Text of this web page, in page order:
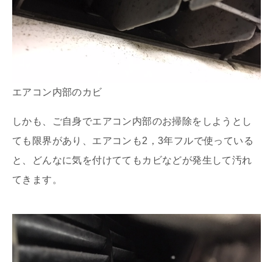
エアコン内部のカビ
しかも、ご自身でエアコン内部のお掃除をしようとし
ても限界があり、エアコンも2，3年フルで使っている
と、どんなに気を付けててもカビなどが発生して汚れ
てきます。